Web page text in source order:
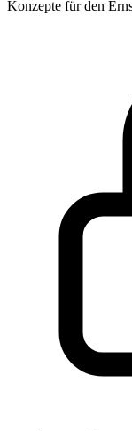
Konzepte für den